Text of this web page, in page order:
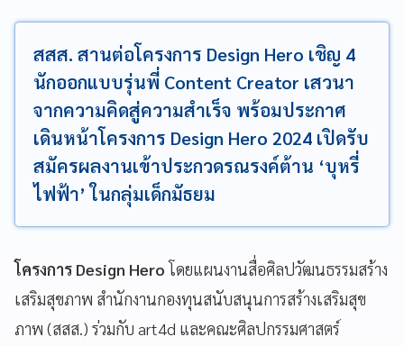
สสส. สานต่อโครงการ Design Hero เชิญ 4
นักออกแบบรุ่นพี่ Content Creator เสวนา
จากความคิดสู่ความสำเร็จ พร้อมประกาศ
เดินหน้าโครงการ Design Hero 2024 เปิดรับ
สมัครผลงานเข้าประกวดรณรงค์ต้าน ‘บุหรี่
ไฟฟ้า’ ในกลุ่มเด็กมัธยม
โครงการ Design Heroโดยแผนงานสื่อศิลปวัฒนธรรมสร้าง
เสริมสุขภาพ สำนักงานกองทุนสนับสนุนการสร้างเสริมสุข
ภาพ (สสส.) ร่วมกับ art4d และคณะศิลปกรรมศาสตร์